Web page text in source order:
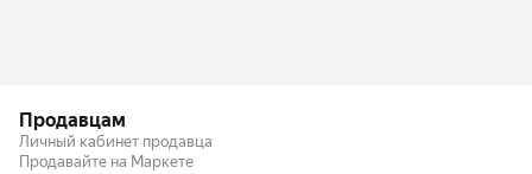
Продавцам
Личный кабинет продавца
Продавайте на Маркете